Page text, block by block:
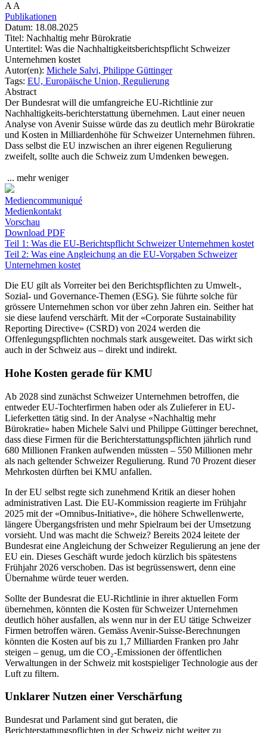
A A
Publikationen
Datum: 18.08.2025
Titel: Nachhaltig mehr Bürokratie
Untertitel: Was die Nachhaltigkeitsberichtspflicht Schweizer
Unternehmen kostet
Autor(en): Michele Salvi, Philippe Güttinger
Tags: EU, Europäische Union, Regulierung
Abstract
Der Bundesrat will die umfangreiche EU-Richtlinie zur
Nachhaltigkeits-berichterstattung übernehmen. Laut einer neuen
Analyse von Avenir Suisse würde das zu deutlich mehr Bürokratie
und Kosten in Milliardenhöhe für Schweizer Unternehmen führen.
Dass selbst die EU inzwischen an ihrer eigenen Regulierung
zweifelt, sollte auch die Schweiz zum Umdenken bewegen.
... mehrweniger
Mediencommuniqué
Medienkontakt
Vorschau
Download PDF
Teil 1: Was die EU-Berichtspflicht Schweizer Unternehmen kostet
Teil 2: Was eine Angleichung an die EU-Vorgaben Schweizer
Unternehmen kostet
Die EU gilt als Vorreiter bei den Berichtspflichten zu Umwelt-,
Sozial- und Governance-Themen (ESG). Sie führte solche für
grössere Unternehmen schon vor über zehn Jahren ein. Seither hat
sie diese laufend verschärft. Mit der «Corporate Sustainability
Reporting Directive» (CSRD) von 2024 werden die
Offenlegungspflichten nochmals stark ausgeweitet. Das wirkt sich
auch in der Schweiz aus – direkt und indirekt.
Hohe Kosten gerade für KMU
Ab 2028 sind zunächst Schweizer Unternehmen betroffen, die
entweder EU-Tochterfirmen haben oder als Zulieferer in EU-
Lieferketten tätig sind. In der Analyse «Nachhaltig mehr
Bürokratie» haben Michele Salvi und Philippe Güttinger berechnet,
dass diese Firmen für die Berichterstattungspflichten jährlich rund
680 Millionen Franken aufwenden müssten – 550 Millionen mehr
als nach geltender Schweizer Regulierung. Rund 70 Prozent dieser
Mehrkosten dürften bei KMU anfallen.
In der EU selbst regte sich zunehmend Kritik an dieser hohen
administrativen Last. Die EU-Kommission reagierte im Frühjahr
2025 mit der «Omnibus-Initiative», die höhere Schwellenwerte,
längere Übergangsfristen und mehr Spielraum bei der Umsetzung
vorsieht. Und was macht die Schweiz? Bereits 2024 leitete der
Bundesrat eine Angleichung der Schweizer Regulierung an jene der
EU ein. Dieses Geschäft wurde jedoch kürzlich bis spätestens
Frühjahr 2026 verschoben. Das ist begrüssenswert, denn eine
Übernahme würde teuer werden.
Sollte der Bundesrat die EU-Richtlinie in ihrer aktuellen Form
übernehmen, könnten die Kosten für Schweizer Unternehmen
deutlich höher ausfallen, als wenn nur in der EU tätige Schweizer
Firmen betroffen wären. Gemäss Avenir-Suisse-Berechnungen
könnten die Kosten auf bis zu 1,7 Milliarden Franken pro Jahr
steigen – genug, um die CO₂-Emissionen der öffentlichen
Verwaltungen in der Schweiz mit kostspieliger Technologie aus der
Luft zu filtern.
Unklarer Nutzen einer Verschärfung
Bundesrat und Parlament sind gut beraten, die
Berichterstattungspflichten in der Schweiz nicht weiter zu